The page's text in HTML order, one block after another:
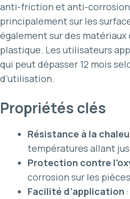
anti-friction et anti-corrosion.
principalement sur les
également sur des matériaux
plastique. Les utilisateurs
qui peut dépasser 12 mois
d’utilisation.
Propriétés clés
Résistance à la
températures allant
Protection contre
corrosion sur les
Facilité d’application